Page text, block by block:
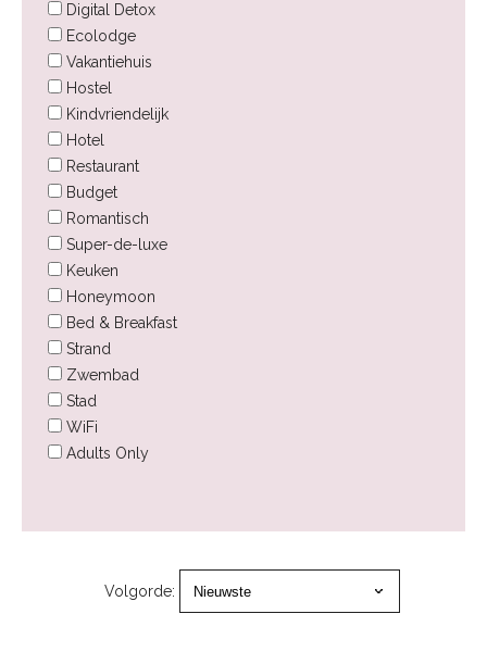
Digital Detox
Ecolodge
Vakantiehuis
Hostel
Kindvriendelijk
Hotel
Restaurant
Budget
Romantisch
Super-de-luxe
Keuken
Honeymoon
Bed & Breakfast
Strand
Zwembad
Stad
WiFi
Adults Only
Volgorde: